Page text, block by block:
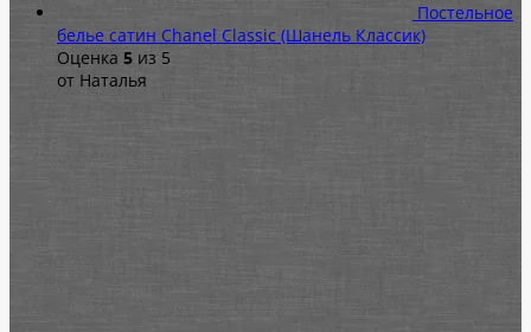
Постельное
белье сатин Chanel Classic (Шанель Классик)
Оценка 5 из 5
от Наталья